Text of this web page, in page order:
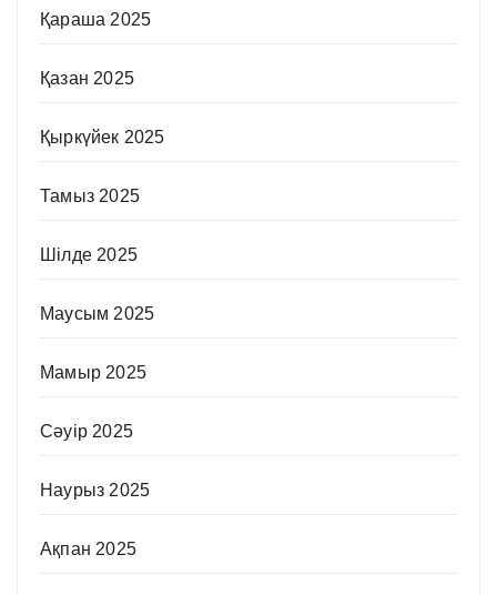
Қараша 2025
Қазан 2025
Қыркүйек 2025
Тамыз 2025
Шілде 2025
Маусым 2025
Мамыр 2025
Сәуір 2025
Наурыз 2025
Ақпан 2025